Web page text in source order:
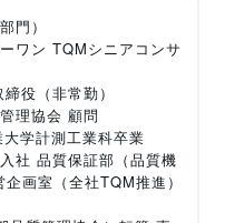
門）
ワン TQMシニアコンサ
役（非常勤）
理協会 顧問
学計測工業科卒業
社 品質保証部（品質機
画室（全社TQM推進）